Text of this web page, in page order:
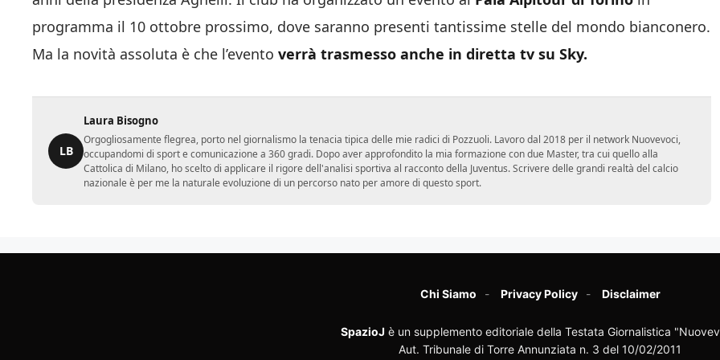
programma il 10 ottobre prossimo, dove saranno presenti tantissime stelle del mondo bianconero.
Ma la novità assoluta è che l’evento verrà trasmesso anche in diretta tv su Sky.
LB
Laura Bisogno
Orgogliosamente flegrea, porto nel giornalismo la tenacia tipica delle mie radici di Pozzuoli. Lavoro dal 2018 per il network Nuovevoci,
occupandomi di sport e comunicazione a 360 gradi. Dopo aver approfondito la mia formazione con due Master, tra cui quello alla
Cattolica di Milano, ho scelto di applicare il rigore dell'analisi sportiva al racconto della Juventus. Scrivere delle grandi realtà del calcio
nazionale è per me la naturale evoluzione di un percorso nato per amore di questo sport.
Chi Siamo Privacy Policy Disclaimer
SpazioJ è un supplemento editoriale della Testata Giornalistica
Aut. Tribunale di Torre Annunziata n. 3 del 10/02/2011